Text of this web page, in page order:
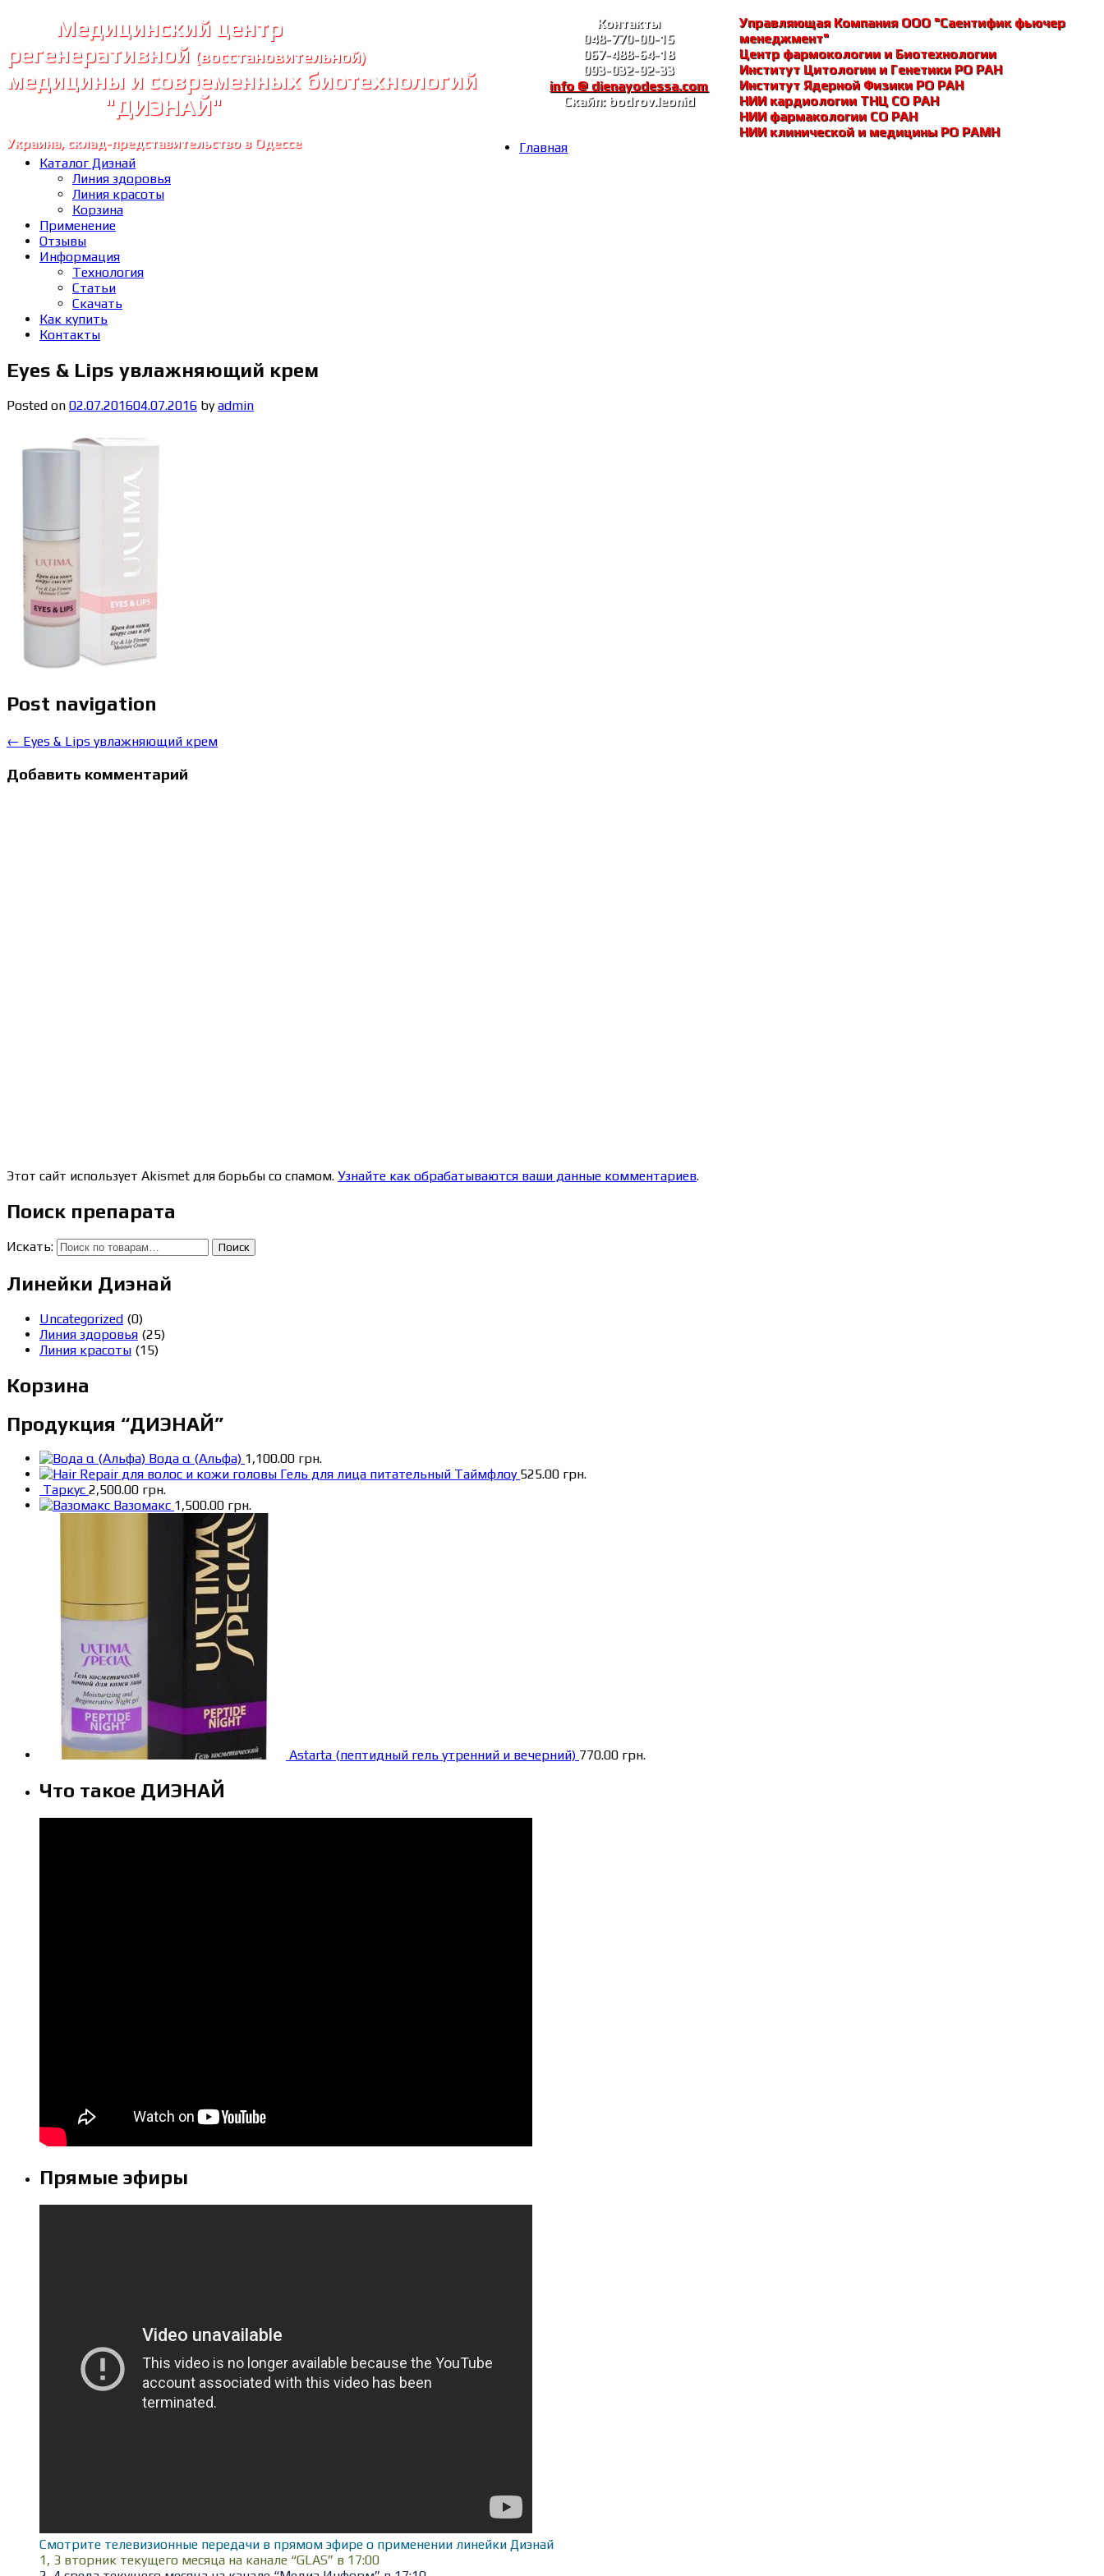
Медицинский центр
регенеративной (восстановительной)
медицины и современных биотехнологий
"ДИЭНАЙ"
Украина, склад-представительство в Одессе
Контакты
048-770-00-15
067-488-64-18
093-032-92-33
info @ dienayodessa.com
Скайп: bodrov.leonid
Управляющая Компания ООО "Саентифик фьючер
менеджмент"
Центр фармокологии и Биотехнологии
Институт Цитологии и Генетики РО РАH
Институт Ядерной Физики РО РАH
НИИ кардиологии ТНЦ СО РАH
НИИ фармакологии СО РАH
НИИ клинической и медицины РО РАМH
Главная
Каталог Диэнай
Линия здоровья
Линия красоты
Корзина
Применение
Отзывы
Информация
Технология
Статьи
Скачать
Как купить
Контакты
Eyes & Lips увлажняющий крем
Posted on 02.07.201604.07.2016 byadmin
Post navigation
← Eyes & Lips увлажняющий крем
Добавить комментарий
Этот сайт использует Akismet для борьбы со спамом. Узнайте как обрабатываются ваши данные комментариев.
Поиск препарата
Искать: Поиск
Линейки Диэнай
Uncategorized (0)
Линия здоровья (25)
Линия красоты (15)
Корзина
Продукция “ДИЭНАЙ”
Вода α (Альфа) 1,100.00 грн.
Гель для лица питательный Таймфлоу 525.00 грн.
Таркус 2,500.00 грн.
Вазомакс 1,500.00 грн.
Astarta (пептидный гель утренний и вечерний) 770.00 грн.
Что такое ДИЭНАЙ
Прямые эфиры
Смотрите телевизионные передачи в прямом эфире о применении линейки Диэнай
1, 3 вторник текущего месяца на канале “GLAS” в 17:00